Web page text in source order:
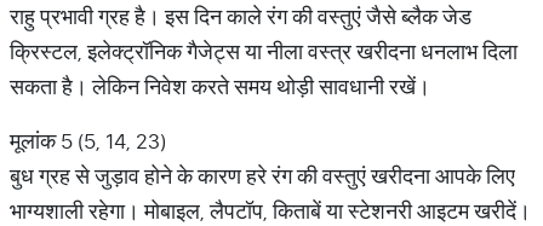
राहु प्रभावी ग्रह है। इस दिन काले रंग की वस्तुएं जैसे ब्लैक जेड
क्रिस्टल, इलेक्ट्रॉनिक गैजेट्स या नीला वस्त्र खरीदना धनलाभ दिला
सकता है। लेकिन निवेश करते समय थोड़ी सावधानी रखें।
मूलांक 5 (5, 14, 23)
बुध ग्रह से जुड़ाव होने के कारण हरे रंग की वस्तुएं खरीदना आपके लिए
भाग्यशाली रहेगा। मोबाइल, लैपटॉप, किताबें या स्टेशनरी आइटम खरीदें।